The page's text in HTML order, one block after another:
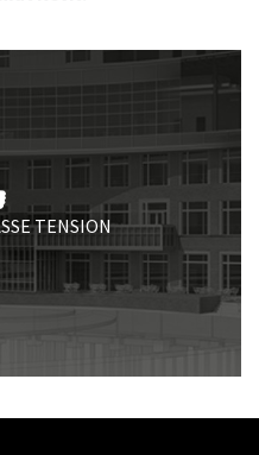
TENSION